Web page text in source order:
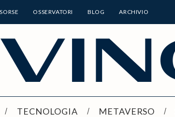
OSSERVATORI BLOG ARCHIVIO
TECNOLOGIA METAVERSO